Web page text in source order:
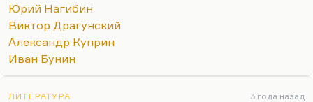
Юрий Нагибин
Виктор Драгунский
Александр Куприн
Иван Бунин
ЛИТЕРАТУРА 3 года назад